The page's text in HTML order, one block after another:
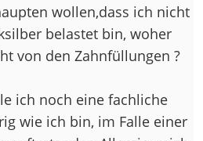
wollen,dass ich nicht
belastet bin, woher
von den Zahnfüllungen ?
ich noch eine fachliche
wie ich bin, im Falle einer